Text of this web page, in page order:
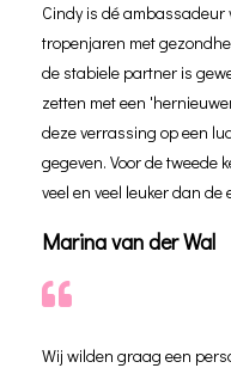
Cindy is dé ambassadeur
tropenjaren met
de stabiele partner is
zetten met een
deze verrassing op een
gegeven. Voor de tweede
veel en veel leuker dan de
Marina van der Wal
Wij wilden graag een